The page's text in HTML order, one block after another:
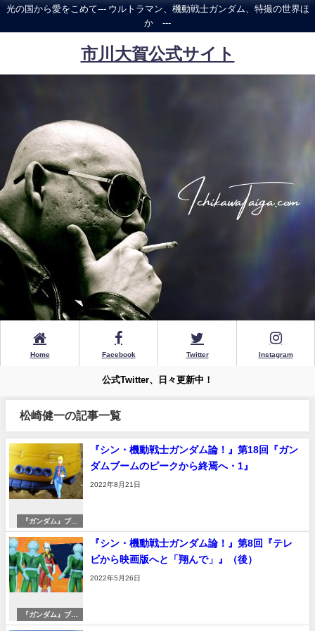
光の国から愛をこめて--- ウルトラマン、機動戦士ガンダム、特撮の世界ほ
か ---
市川大賀公式サイト
Home Facebook Twitter Instagram
公式Twitter、日々更新中！
松崎健一の記事一覧
『ガンダム』ブー
ムへ
『シン・機動戦士ガンダム論！』第18回『ガン
ダムブームのピークから終焉へ・1』
2022年8月21日
『ガンダム』ブー
ムへ
『シン・機動戦士ガンダム論！』第8回『テレ
ビから映画版へと「翔んで」』（後）
2022年5月26日